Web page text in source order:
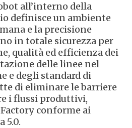
all’interno della
definisce un ambiente
e la precisione
in totale sicurezza per
qualità ed efficienza dei
delle linee nel
e degli standard di
di eliminare le barriere
i flussi produttivi,
conforme ai
5.0.